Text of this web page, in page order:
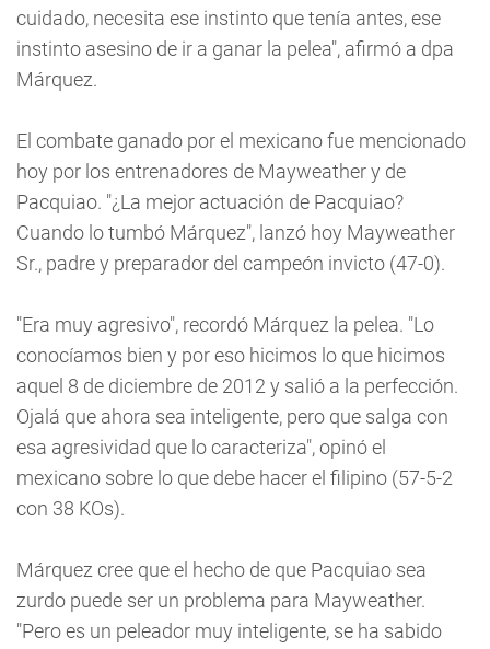
cuidado, necesita ese instinto que tenía antes, ese
instinto asesino de ir a ganar la pelea", afirmó a dpa
Márquez.
El combate ganado por el mexicano fue mencionado
hoy por los entrenadores de Mayweather y de
Pacquiao. "¿La mejor actuación de Pacquiao?
Cuando lo tumbó Márquez", lanzó hoy Mayweather
Sr., padre y preparador del campeón invicto (47-0).
"Era muy agresivo", recordó Márquez la pelea. "Lo
conocíamos bien y por eso hicimos lo que hicimos
aquel 8 de diciembre de 2012 y salió a la perfección.
Ojalá que ahora sea inteligente, pero que salga con
esa agresividad que lo caracteriza", opinó el
mexicano sobre lo que debe hacer el filipino (57-5-2
con 38 KOs).
Márquez cree que el hecho de que Pacquiao sea
zurdo puede ser un problema para Mayweather.
"Pero es un peleador muy inteligente, se ha sabido